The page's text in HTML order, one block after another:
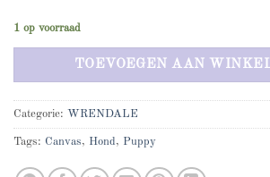
1 op voorraad
TOEVOEGEN AAN
Categorie: WRENDALE
Tags: Canvas, Hond, Puppy